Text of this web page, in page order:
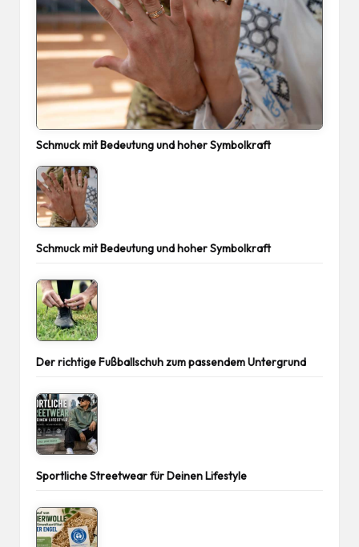
Schmuck mit Bedeutung und hoher Symbolkraft
Schmuck mit Bedeutung und hoher Symbolkraft
Der richtige Fußballschuh zum passendem Untergrund
Sportliche Streetwear für Deinen Lifestyle